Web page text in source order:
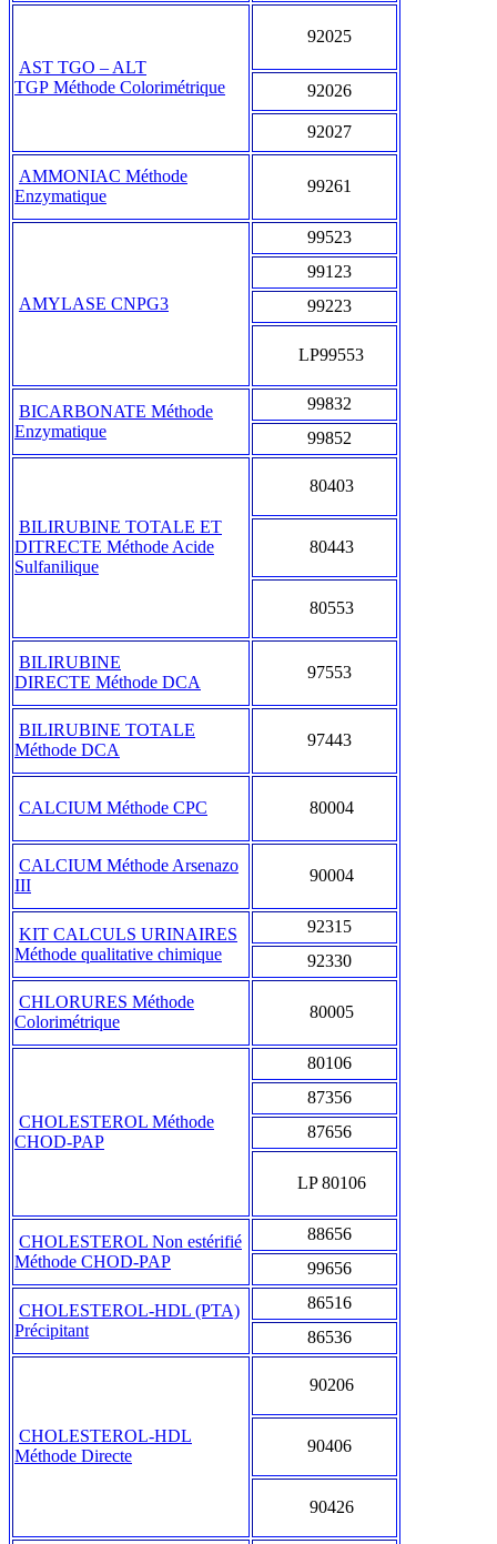
AST TGO – ALT
TGP Méthode Colorimétrique
92025
92026
92027
AMMONIAC Méthode
Enzymatique
99261
AMYLASE CNPG3
99523
99123
99223
LP99553
BICARBONATE Méthode
Enzymatique
99832
99852
BILIRUBINE TOTALE ET
DITRECTE Méthode Acide
Sulfanilique
80403
80443
80553
BILIRUBINE
DIRECTE Méthode DCA
97553
BILIRUBINE TOTALE
Méthode DCA
97443
CALCIUM Méthode CPC 80004
CALCIUM Méthode Arsenazo
III
90004
KIT CALCULS URINAIRES
Méthode qualitative chimique
92315
92330
CHLORURES Méthode
Colorimétrique
80005
CHOLESTEROL Méthode
CHOD-PAP
80106
87356
87656
LP 80106
CHOLESTEROL Non estérifié
Méthode CHOD-PAP
88656
99656
CHOLESTEROL-HDL (PTA)
Précipitant
86516
86536
CHOLESTEROL-HDL
Méthode Directe
90206
90406
90426